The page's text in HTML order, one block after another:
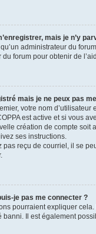
mais je n’y
administrateur du
forum pour obtenir de
mais je ne peux pas
votre nom d’utilisateur
est active et si vous
création de compte soit
ses instructions.
pas reçu de courriel, il se
je pas me connecter ?
pourraient expliquer
banni. Il est également